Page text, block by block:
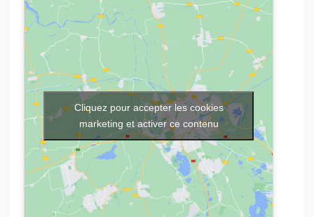
Cliquez pour accepter les cookies
marketing et activer ce contenu